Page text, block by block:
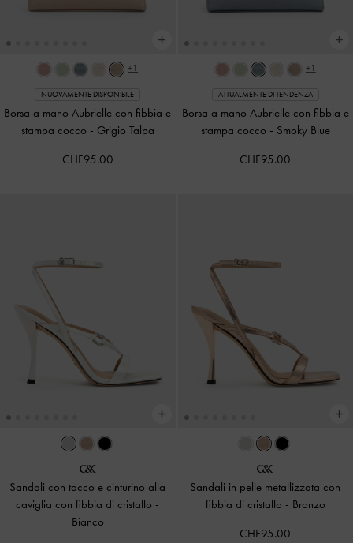
+1
NUOVAMENTE DISPONIBILE
Borsa a mano Aubrielle con fibbia e
stampa cocco - Grigio Talpa
CHF95.00
+1
ATTUALMENTE DI TENDENZA
Borsa a mano Aubrielle con fibbia e
stampa cocco - Smoky Blue
CHF95.00
Sandali con tacco e cinturino alla
caviglia con fibbia di cristallo -
Bianco
Sandali in pelle metallizzata con
fibbia di cristallo - Bronzo
CHF95.00